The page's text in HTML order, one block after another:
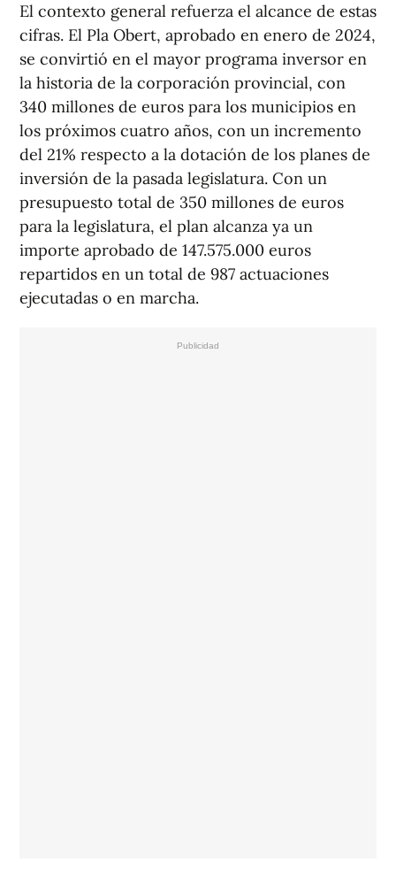
El contexto general refuerza el alcance de estas
cifras. El Pla Obert, aprobado en enero de 2024,
se convirtió en el mayor programa inversor en
la historia de la corporación provincial, con
340 millones de euros para los municipios en
los próximos cuatro años, con un incremento
del 21% respecto a la dotación de los planes de
inversión de la pasada legislatura. Con un
presupuesto total de 350 millones de euros
para la legislatura, el plan alcanza ya un
importe aprobado de 147.575.000 euros
repartidos en un total de 987 actuaciones
ejecutadas o en marcha.